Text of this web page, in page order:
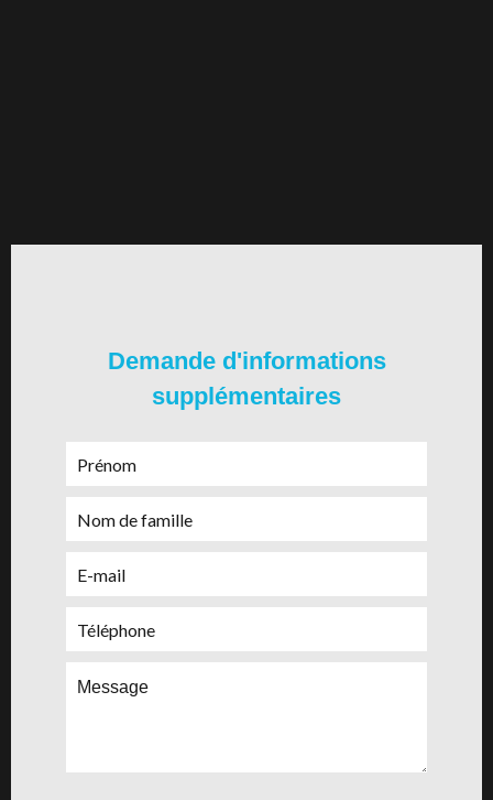
Demande d'informations
supplémentaires